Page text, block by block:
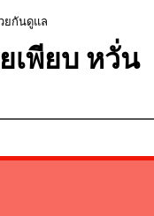
ยกันดูแล
เพียบ หวั่น